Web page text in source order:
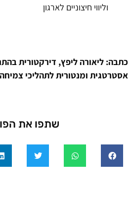
וליווי חיצוניים לארגון
כתבה: ליאורה ליפץ, דירקטורית
אסטרטגית ומנטורית לתהליכי
שתפו את